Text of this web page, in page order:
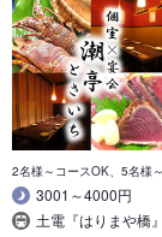
2名様～コースOK、5名様
3001～4000円
土電『はりまや橋